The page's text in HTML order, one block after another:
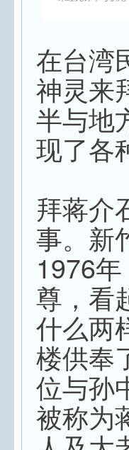
在台湾
神灵来
半与地
现了各
拜蒋介
事。新
1976
尊，看
什么两
楼供奉
位与孙
被称为